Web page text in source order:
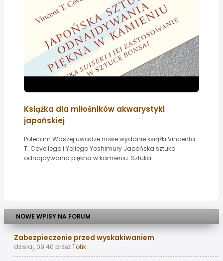
Książka dla miłośników akwarystyki
japońskiej
Polecam Waszej uwadze nowe wydanie książki Vincenta
T. Covellego i Yojiego Yoshimury Japońska sztuka
odnajdywania piękna w kamieniu. Sztuka...
NOWE WPISY NA FORUM
Zabezpieczenie przed wyskakiwaniem
dzisiaj, 09:40 przezTotik